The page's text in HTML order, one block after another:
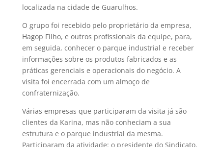
localizada na cidade de Guarulhos.
O grupo foi recebido pelo proprietário da empresa,
Hagop Filho, e outros profissionais da equipe, para,
em seguida, conhecer o parque industrial e receber
informações sobre os produtos fabricados e as
práticas gerenciais e operacionais do negócio. A
visita foi encerrada com um almoço de
confraternização.
Várias empresas que participaram da visita já são
clientes da Karina, mas não conheciam a sua
estrutura e o parque industrial da mesma.
Participaram da atividade: o presidente do Sindicato,